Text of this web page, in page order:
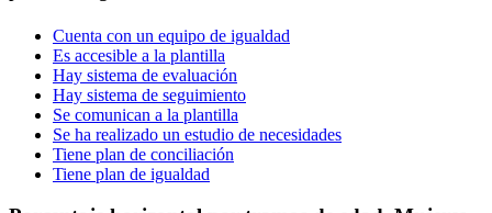
Cuenta con un equipo de igualdad
Es accesible a la plantilla
Hay sistema de evaluación
Hay sistema de seguimiento
Se comunican a la plantilla
Se ha realizado un estudio de necesidades
Tiene plan de conciliación
Tiene plan de igualdad